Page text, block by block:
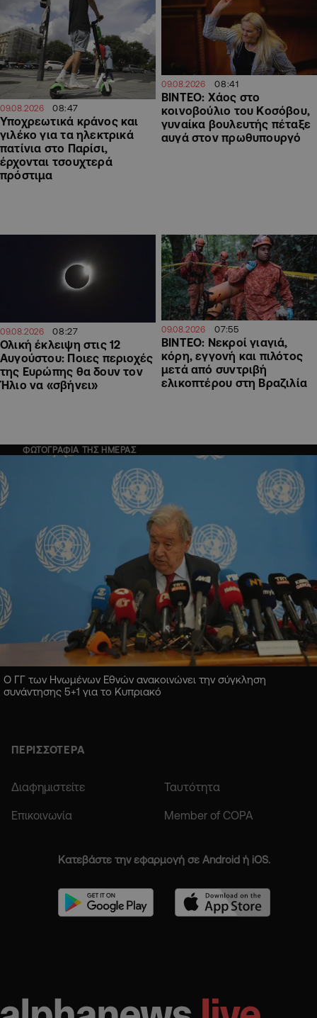
09.08.2026 08:47
Υποχρεωτικά κράνος και
γιλέκο για τα ηλεκτρικά
πατίνια στο Παρίσι,
έρχονται τσουχτερά
πρόστιμα
09.08.2026 08:41
ΒΙΝΤΕΟ: Χάος στο
κοινοβούλιο του Κοσόβου,
γυναίκα βουλευτής πέταξε
αυγά στον πρωθυπουργό
09.08.2026 08:27
Ολική έκλειψη στις 12
Αυγούστου: Ποιες περιοχές
της Ευρώπης θα δουν τον
Ήλιο να «σβήνει»
09.08.2026 07:55
ΒΙΝΤΕΟ: Νεκροί γιαγιά,
κόρη, εγγονή και πιλότος
μετά από συντριβή
ελικοπτέρου στη Βραζιλία
ΦΩΤΟΓΡΑΦΙΑ ΤΗΣ ΗΜΕΡΑΣ
Ο ΓΓ των Ηνωμένων Εθνών ανακοινώνει την σύγκληση
συνάντησης 5+1 για το Κυπριακό
ΠΕΡΙΣΣΟΤΕΡΑ
Διαφημιστείτε Ταυτότητα
Επικοινωνία Member of COPA
Κατεβάστε την εφαρμογή σε Android ή iOS.